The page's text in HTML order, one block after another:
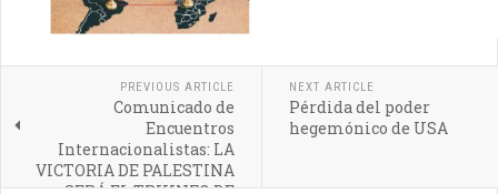
PREVIOUS ARTICLE
Comunicado de
Encuentros
Internacionalistas: LA
VICTORIA DE PALESTINA
NEXT ARTICLE
Pérdida del poder
hegemónico de USA